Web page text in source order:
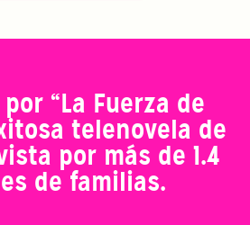
“La Fuerza de
telenovela de
por más de 1.4
de familias.